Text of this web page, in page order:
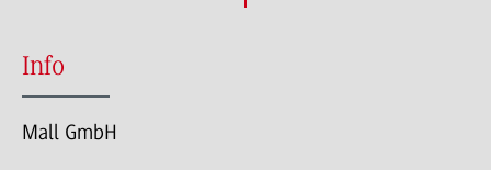
Info
Mall GmbH